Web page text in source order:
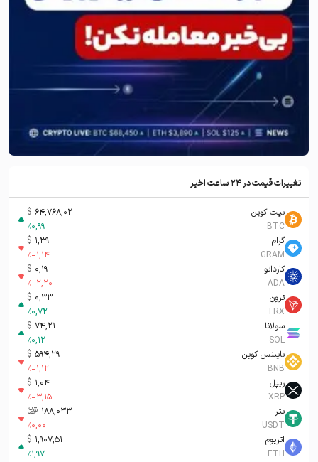
تغییرات قیمت در ۲۴ ساعت اخیر
بیت کوین
BTC
64,768,02
$
%0,99
گرام
GRAM
1,39
$
%-1,14
کاردانو
ADA
0,19
$
%-2,20
ترون
TRX
0,33
$
%0,72
سولانا
SOL
74,21
$
%0,12
بایننس کوین
BNB
594,29
$
%-1,12
ریپل
XRP
1,04
$
%-3,15
تتر
USDT
188,033 تومان-ء
%0,00
اتریوم
ETH
1,907,51
$
%1,97